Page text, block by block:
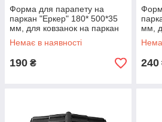
Форма для парапету на
паркан "Еркер" 180* 500*35
мм, для ковзанок на паркан
Немає в наявності
190 ₴
мм,
240